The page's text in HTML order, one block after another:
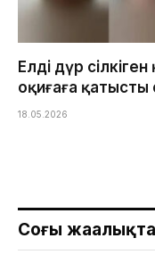
Елді дүр
оқиғаға
18.05.2026
Соңғы